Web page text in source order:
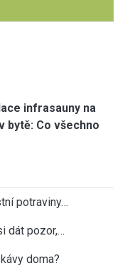
infrasauny na
bytě: Co všechno
potraviny…
dát pozor,…
doma?